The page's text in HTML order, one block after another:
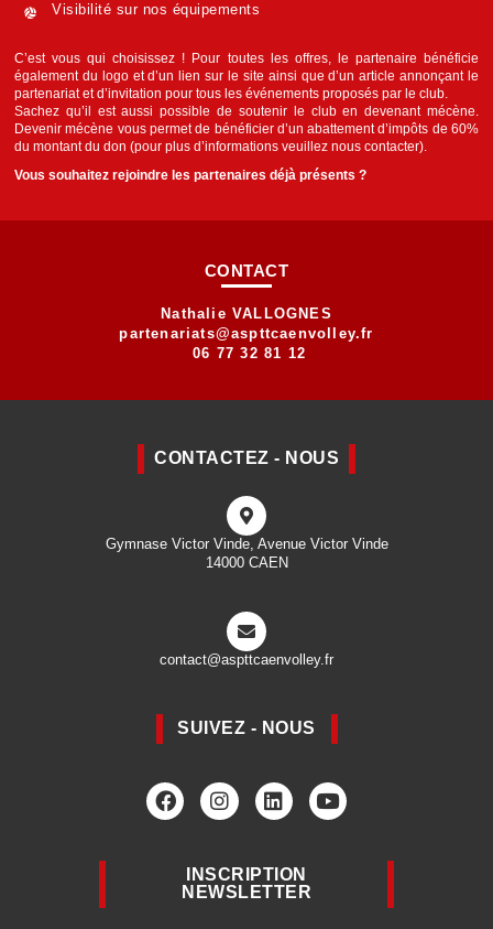
Visibilité sur nos équipements
C’est vous qui choisissez ! Pour toutes les offres, le partenaire bénéficie
également du logo et d’un lien sur le site ainsi que d’un article annonçant le
partenariat et d’invitation pour tous les événements proposés par le club.
Sachez qu’il est aussi possible de soutenir le club en devenant mécène.
Devenir mécène vous permet de bénéficier d’un abattement d’impôts de 60%
du montant du don (pour plus d’informations veuillez nous contacter).
Vous souhaitez rejoindre les partenaires déjà présents ?
CONTACT
Nathalie VALLOGNES
partenariats@aspttcaenvolley.fr
06 77 32 81 12
CONTACTEZ - NOUS
Gymnase Victor Vinde, Avenue Victor Vinde
14000 CAEN
contact@aspttcaenvolley.fr
SUIVEZ - NOUS
INSCRIPTION
NEWSLETTER